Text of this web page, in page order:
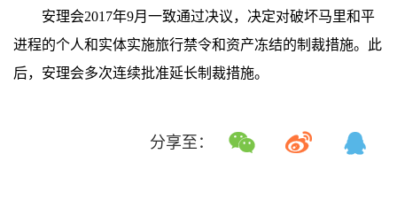
安理会2017年9月一致通过决议，决定对破坏马里和平
进程的个人和实体实施旅行禁令和资产冻结的制裁措施。此
后，安理会多次连续批准延长制裁措施。
分享至：